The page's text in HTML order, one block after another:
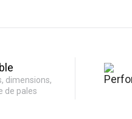
dimensions,
de pales